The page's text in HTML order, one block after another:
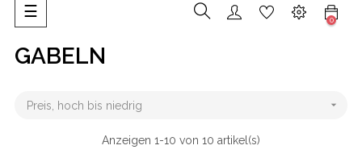
Umschalten
der
Navigation
☰ 0
GABELN
Preis, hoch bis niedrig 
Anzeigen 1-10 von 10 artikel(s)